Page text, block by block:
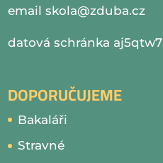
emailskola@zduba.cz
datová schránka aj5qtw7
DOPORUČUJEME
Bakaláři
Stravné